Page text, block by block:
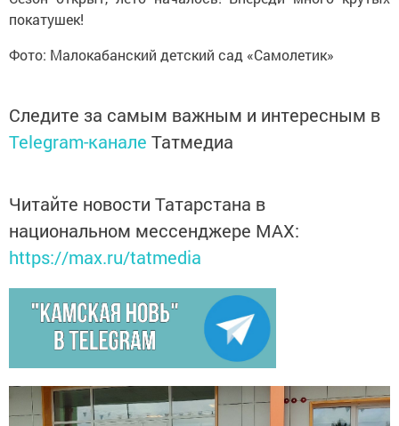
покатушек!
Фото: Малокабанский детский сад «Самолетик»
Следите за самым важным и интересным в
Telegram-канале Татмедиа
Читайте новости Татарстана в
национальном мессенджере MАХ:
https://max.ru/tatmedia